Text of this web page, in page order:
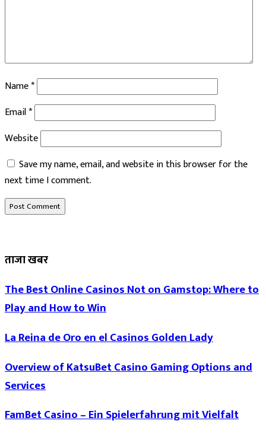
Name*
Email*
Website
Save my name, email, and website in this browser for the
next time I comment.
ताजा खबर
The Best Online Casinos Not on Gamstop: Where to
Play and How to Win
La Reina de Oro en el Casinos Golden Lady
Overview of KatsuBet Casino Gaming Options and
Services
FamBet Casino – Ein Spielerfahrung mit Vielfalt